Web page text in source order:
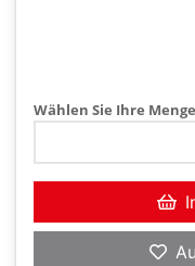
Wählen Sie Ihre